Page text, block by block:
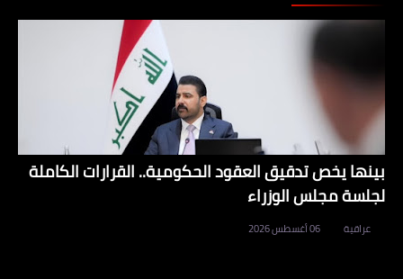
بينها يخص تدقيق العقود الحكومية.. القرارات الكاملة
لجلسة مجلس الوزراء
عراقية 06 أغسطس 2026